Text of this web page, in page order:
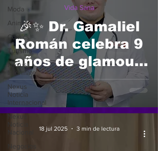
Moda
Anime
Comics
Turismo
Nexus
Infórmate
Nexus
Noticia
Internacional
Nexus
Noticia
Nacional
Negocios
🎉✨ Dr. Gamaliel
Román celebra 9
años de glamour,
estética y
confianza
Vida Sana
18 jul 2025 3 min de lectura